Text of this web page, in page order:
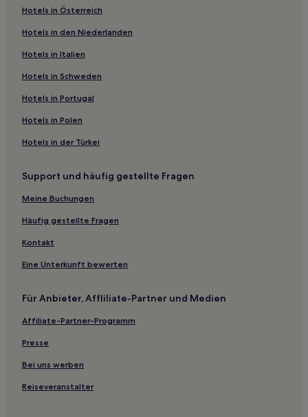
Hotels in Österreich
Hotels in den Niederlanden
Hotels in Italien
Hotels in Schweden
Hotels in Portugal
Hotels in Polen
Hotels in der Türkei
Support und häufig gestellte Fragen
Meine Buchungen
Häufig gestellte Fragen
Kontakt
Eine Unterkunft bewerten
Für Anbieter, Affliliate-Partner und Medien
Affiliate-Partner-Programm
Presse
Bei uns werben
Reiseveranstalter